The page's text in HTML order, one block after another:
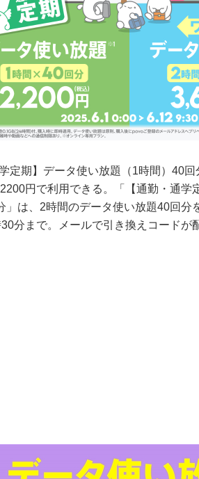
定期】データ使い放題（1時間）40回
円で利用できる。「【通勤・通学
」は、2時間のデータ使い放題40回分
分まで。メールで引き換えコードが